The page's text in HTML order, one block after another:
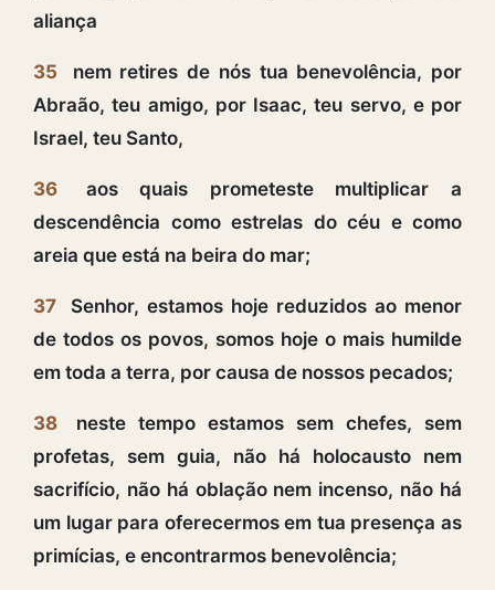
aliança
35
nem retires de nós tua benevolência, por
Abraão, teu amigo, por Isaac, teu servo, e por
Israel, teu Santo,
36
aos quais prometeste multiplicar a
descendência como estrelas do céu e como
areia que está na beira do mar;
37
Senhor, estamos hoje reduzidos ao menor
de todos os povos, somos hoje o mais humilde
em toda a terra, por causa de nossos pecados;
38
neste tempo estamos sem chefes, sem
profetas, sem guia, não há holocausto nem
sacrifício, não há oblação nem incenso, não há
um lugar para oferecermos em tua presença as
primícias, e encontrarmos benevolência;